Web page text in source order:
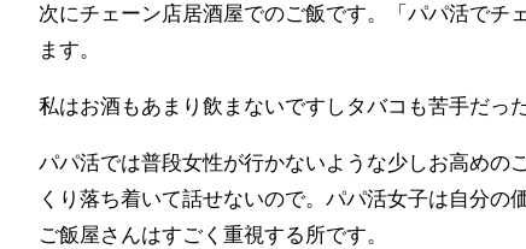
次にチェーン店居酒屋でのご飯です。「パパ活でチ
ます。
私はお酒もあまり飲まないですしタバコも苦手だっ
パパ活では普段女性が行かないような少しお高めの
くり落ち着いて話せないので。パパ活女子は自分の
ご飯屋さんはすごく重視する所です。